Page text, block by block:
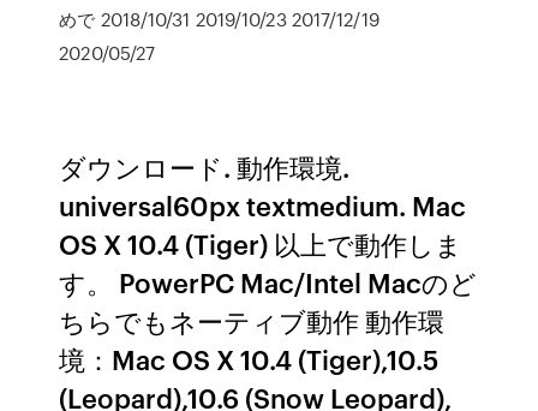
めで 2018/10/31 2019/10/23 2017/12/19
2020/05/27
ダウンロード. 動作環境.
universal60px textmedium. Mac
OS X 10.4 (Tiger) 以上で動作しま
す。 PowerPC Mac/Intel Macのど
ちらでもネーティブ動作 動作環
境：Mac OS X 10.4 (Tiger),10.5
(Leopard),10.6 (Snow Leopard),